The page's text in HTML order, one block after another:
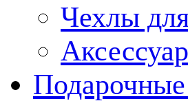
Чехлы